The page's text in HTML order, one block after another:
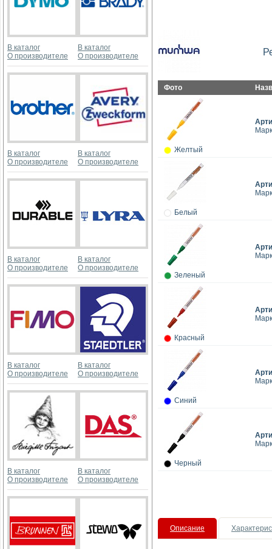
В каталог
О производителе
В каталог
О производителе
В каталог
О производителе
В каталог
О производителе
В каталог
О производителе
В каталог
О производителе
В каталог
О производителе
В каталог
О производителе
В каталог
О производителе
В каталог
О производителе
Фото
Желтый
Белый
Зеленый
Красный
Синий
Черный
Описание